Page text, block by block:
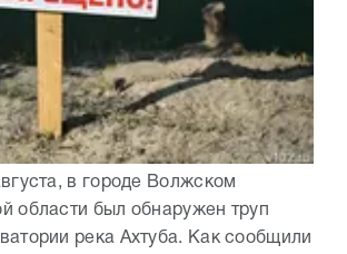
в городе Волжском
области был обнаружен труп
река Ахтуба. Как сообщили